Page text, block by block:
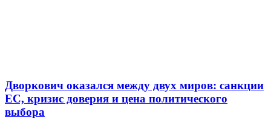
Дворкович оказался между двух миров: санкции
ЕС, кризис доверия и цена политического
выбора